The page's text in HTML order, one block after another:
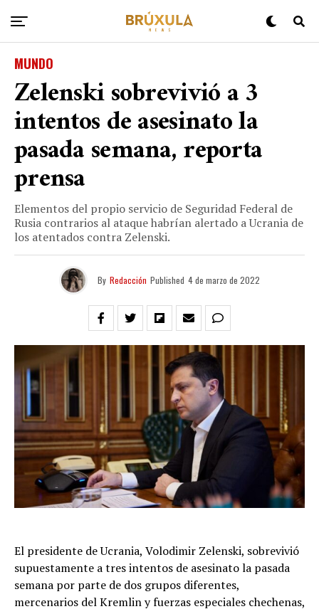
MUNDO
Zelenski sobrevivió a 3
intentos de asesinato la
pasada semana, reporta
prensa
Elementos del propio servicio de Seguridad Federal de
Rusia contrarios al ataque habrían alertado a Ucrania de
los atentados contra Zelenski.
By Redacción Published 4 de marzo de 2022
El presidente de Ucrania, Volodimir Zelenski, sobrevivió
supuestamente a tres intentos de asesinato la pasada
semana por parte de dos grupos diferentes,
mercenarios del Kremlin y fuerzas especiales chechenas,